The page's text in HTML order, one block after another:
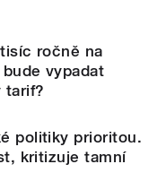
ročně na
vypadat
tarif?
politiky prioritou.
kritizuje tamní